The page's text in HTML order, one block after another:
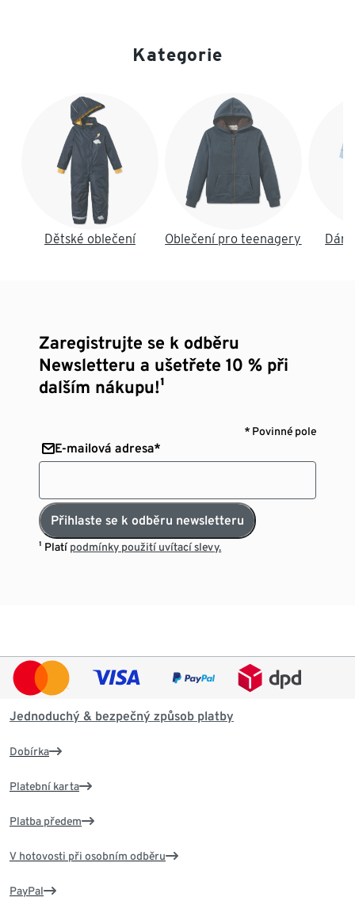
Kategorie
Dětské oblečení Oblečení pro teenagery
Zaregistrujte se k odběru
Newsletteru a ušetřete 10 % při
dalším nákupu!¹
* Povinné pole
E-mailová adresa*
Přihlaste se k odběru newsletteru
¹ Platípodmínky použití uvítací slevy.
Jednoduchý & bezpečný způsob platby
Dobírka
Platební karta
Platba předem
V hotovosti při osobním odběru
PayPal